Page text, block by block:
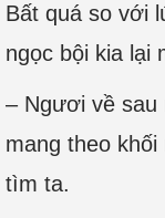
Bất quá so với
ngọc bội kia lại
– Ngươi về sau
mang theo
tìm ta.